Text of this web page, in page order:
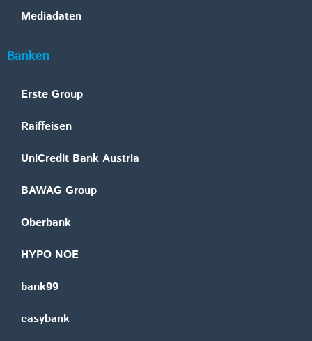
Mediadaten
Banken
Erste Group
Raiffeisen
UniCredit Bank Austria
BAWAG Group
Oberbank
HYPO NOE
bank99
easybank